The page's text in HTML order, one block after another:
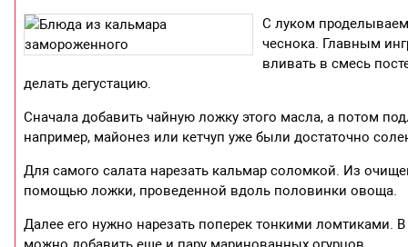
С луком
чеснока. Главным
вливать в смесь
делать дегустацию.
Сначала добавить чайную ложку этого масла, а потом
например, майонез или кетчуп уже были достаточно
Для самого салата нарезать кальмар соломкой. Из
помощью ложки, проведенной вдоль половинки овоща.
Далее его нужно нарезать поперек тонкими ломтиками.